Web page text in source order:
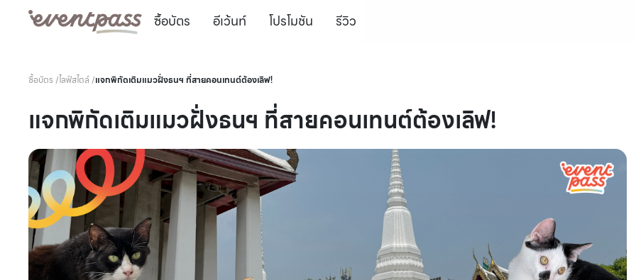
ซื้อบัตร อีเว้นท์ โปรโมชัน รีวิว
ซื้อบัตร /ไลฟ์สไตล์/แจกพิกัดเติมแมวฝั่งธนฯ ที่สายคอนเทนต์ต้องเลิฟ!
แจกพิกัดเติมแมวฝั่งธนฯ ที่สายคอนเทนต์ต้องเลิฟ!